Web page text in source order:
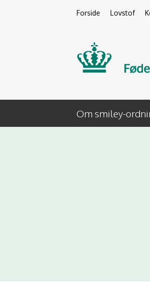
Forside Lovstof
Om smiley-